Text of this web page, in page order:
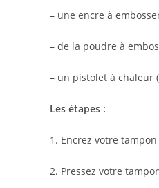
– une encre à
– de la poudre à
– un pistolet à chaleur
Les étapes :
1. Encrez votre tampon
2. Pressez votre